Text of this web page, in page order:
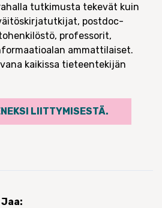
tutkimusta tekevät kuin
postdoc-
henkilöstö, professorit,
ammattilaiset.
kaikissa tieteentekijän
LIITTYMISESTÄ.
Jaa: